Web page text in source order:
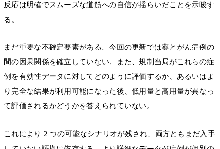
反応は明確でスムーズな道筋への自信が揺らいだことを示唆す
る。
まだ重要な不確定要素がある。今回の更新では薬とがん症例の
間の因果関係を確立していない。また、規制当局がこれらの症
例を有効性データに対してどのように評価するか、あるいはよ
り完全な結果が利用可能になった後、低用量と高用量が異なっ
て評価されるかどうかを答えられていない。
これにより 2 つの可能なシナリオが残され、両方ともまだ入手